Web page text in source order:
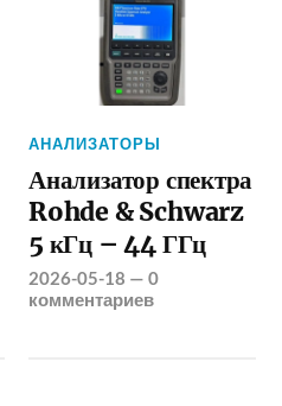
АНАЛИЗАТОРЫ
Анализатор спектра
Rohde & Schwarz
5 кГц – 44 ГГц
2026-05-18 —0
комментариев